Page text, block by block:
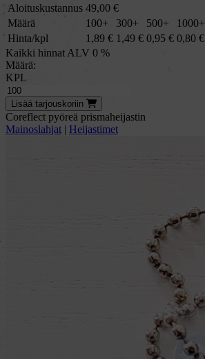
Aloituskustannus 49,00 €
Määrä
100+ 300+ 500+ 1000+
Hinta/kpl
1,89 € 1,49 € 0,95 € 0,80 €
Kaikki hinnat ALV 0 %
Määrä:
KPL
Lisää tarjous koriin
Coreflect pyöreä prismaheijastin
Mainoslahjat | Heijastimet